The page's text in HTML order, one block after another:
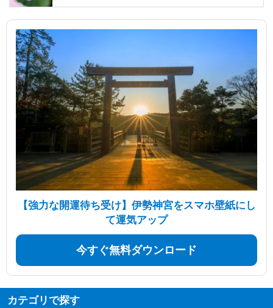
【強力な開運待ち受け】伊勢神宮をスマホ壁紙にし
て運気アップ
今すぐ無料ダウンロード
カテゴリで探す